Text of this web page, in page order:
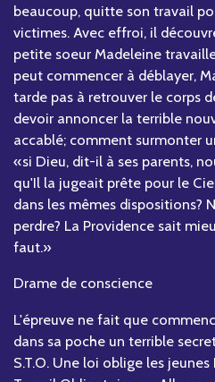
beaucoup, quitte son travail
victimes. Avec effroi, il
petite soeur Madeleine
peut commencer à déblayer,
tarde pas à retrouver le corps
devoir annoncer la terrible
accablé; comment surmonter
«si Dieu, dit-il à ses parents,
qu'Il la jugeait prête pour le
dans les mêmes dispositions?
perdre? La Providence sait
faut.»
Drame de conscience
L'épreuve ne fait que
dans sa poche un terrible
S.T.O. Une loi oblige les jeunes